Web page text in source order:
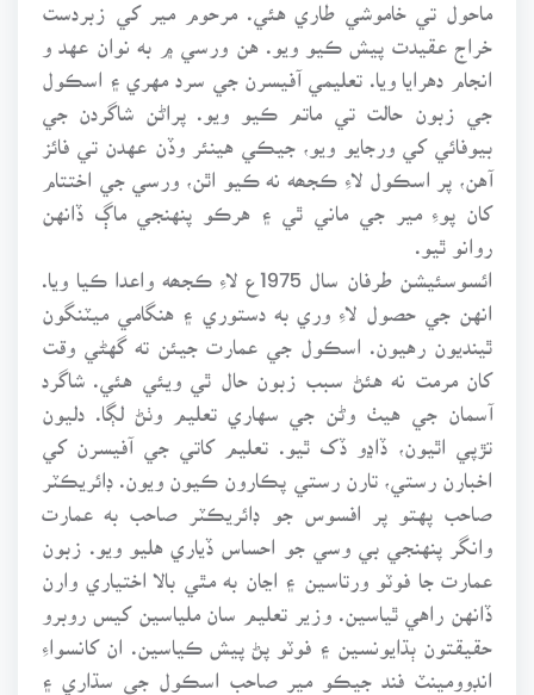
ماحول تي خاموشي طاري هئي. مرحوم مير کي زبردست
خراج عقيدت پيش ڪيو ويو. هن ورسي ۾ به نوان عهد و
انجام دهرايا ويا. تعليمي آفيسرن جي سرد مهري ۽ اسڪول
جي زبون حالت تي ماتم ڪيو ويو. پراڻن شاگردن جي
بيوفائي کي ورجايو ويو، جيڪي هينئر وڏن عهدن تي فائز
آهن، پر اسڪول لاءِ ڪجھه نه ڪيو اٿن، ورسي جي اختتام
کان پوءِ مير جي ماني ٿي ۽ هرڪو پنهنجي ماڳ ڏانهن
روانو ٿيو.
ائسوسئيشن طرفان سال 1975ع لاءِ ڪجھه واعدا ڪيا ويا.
انهن جي حصول لاءِ وري به دستوري ۽ هنگامي ميٽنگون
ٿينديون رهيون. اسڪول جي عمارت جيئن ته گهڻي وقت
کان مرمت نه هئڻ سبب زبون حال ٿي ويئي هئي. شاگرد
آسمان جي هيٺ وڻن جي سهاري تعليم وٺڻ لڳا. دليون
تڙپي اٿيون، ڏاڍو ڏک ٿيو. تعليم کاتي جي آفيسرن کي
اخبارن رستي، تارن رستي پڪارون ڪيون ويون. ڊائريڪٽر
صاحب پهتو پر افسوس جو ڊائريڪٽر صاحب به عمارت
وانگر پنهنجي بي وسي جو احساس ڏياري هليو ويو. زبون
عمارت جا فوٽو ورتاسين ۽ اڃان به مٿي بالا اختياري وارن
ڏانهن راهي ٿياسين. وزير تعليم سان ملياسين کيس روبرو
حقيقتون ٻڌايونسين ۽ فوٽو پڻ پيش ڪياسين. ان کانسواءِ
انڊوومينٽ فند جيڪو مير صاحب اسڪول جي سڌاري ۽